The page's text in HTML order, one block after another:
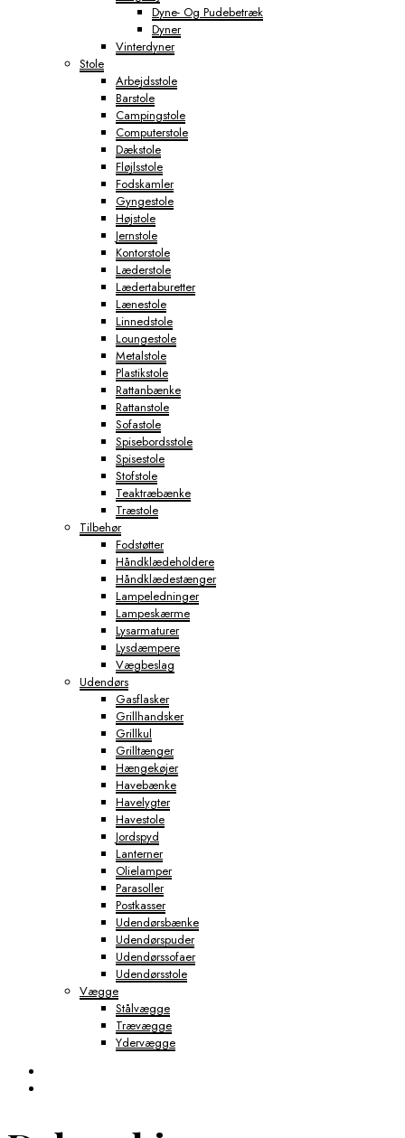
Dyne- Og Pudebetræk
Dyner
Vinterdyner
Stole
Arbejdsstole
Barstole
Campingstole
Computerstole
Dækstole
Fløjlsstole
Fodskamler
Gyngestole
Højstole
Jernstole
Kontorstole
Læderstole
Lædertaburetter
Lænestole
Linnedstole
Loungestole
Metalstole
Plastikstole
Rattanbænke
Rattanstole
Sofastole
Spisebordsstole
Spisestole
Stofstole
Teaktræbænke
Træstole
Tilbehør
Fodstøtter
Håndklædeholdere
Håndklædestænger
Lampeledninger
Lampeskærme
Lysarmaturer
Lysdæmpere
Vægbeslag
Udendørs
Gasflasker
Grillhandsker
Grillkul
Grilltænger
Hængekøjer
Havebænke
Havelygter
Havestole
Jordspyd
Lanterner
Olielamper
Parasoller
Postkasser
Udendørsbænke
Udendørspuder
Udendørssofaer
Udendørsstole
Vægge
Stålvægge
Trævægge
Ydervægge